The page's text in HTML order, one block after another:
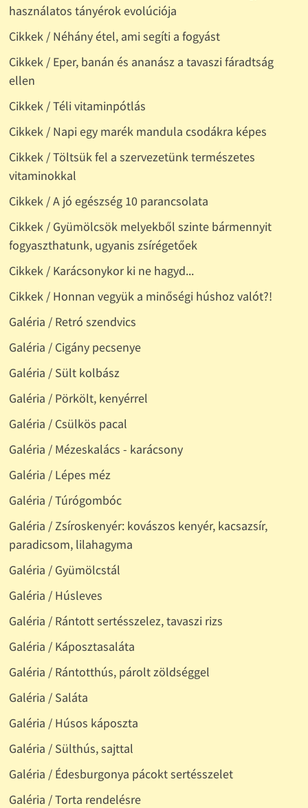
használatos tányérok evolúciója
Cikkek / Néhány étel, ami segíti a fogyást
Cikkek / Eper, banán és ananász a tavaszi fáradtság
ellen
Cikkek / Téli vitaminpótlás
Cikkek / Napi egy marék mandula csodákra képes
Cikkek / Töltsük fel a szervezetünk természetes
vitaminokkal
Cikkek / A jó egészség 10 parancsolata
Cikkek / Gyümölcsök melyekből szinte bármennyit
fogyaszthatunk, ugyanis zsírégetőek
Cikkek / Karácsonykor ki ne hagyd...
Cikkek / Honnan vegyük a minőségi húshoz valót?!
Galéria / Retró szendvics
Galéria / Cigány pecsenye
Galéria / Sült kolbász
Galéria / Pörkölt, kenyérrel
Galéria / Csülkös pacal
Galéria / Mézeskalács - karácsony
Galéria / Lépes méz
Galéria / Túrógombóc
Galéria / Zsíroskenyér: kovászos kenyér, kacsazsír,
paradicsom, lilahagyma
Galéria / Gyümölcstál
Galéria / Húsleves
Galéria / Rántott sertésszelez, tavaszi rizs
Galéria / Káposztasaláta
Galéria / Rántotthús, párolt zöldséggel
Galéria / Saláta
Galéria / Húsos káposzta
Galéria / Sülthús, sajttal
Galéria / Édesburgonya pácokt sertésszelet
Galéria / Torta rendelésre